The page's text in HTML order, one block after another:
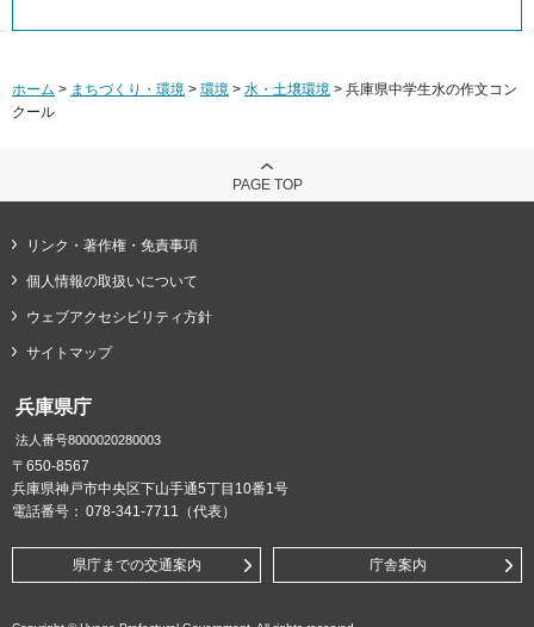
ホーム > まちづくり・環境 > 環境 > 水・土壌環境 > 兵庫県中学生水の作文コン
クール
PAGE TOP
リンク・著作権・免責事項
個人情報の取扱いについて
ウェブアクセシビリティ方針
サイトマップ
兵庫県庁
法人番号8000020280003
〒650-8567
兵庫県神戸市中央区下山手通5丁目10番1号
電話番号： 078-341-7711（代表）
県庁までの交通案内 庁舎案内